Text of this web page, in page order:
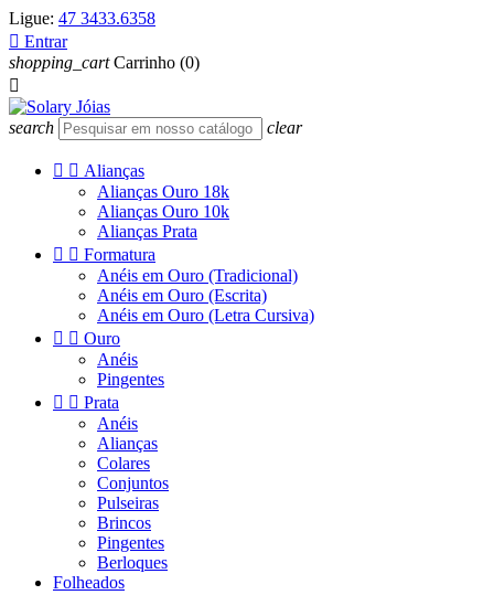
Ligue: 47 3433.6358
 Entrar
shopping_cart Carrinho (0)

search clear
  Alianças
Alianças Ouro 18k
Alianças Ouro 10k
Alianças Prata
  Formatura
Anéis em Ouro (Tradicional)
Anéis em Ouro (Escrita)
Anéis em Ouro (Letra Cursiva)
  Ouro
Anéis
Pingentes
  Prata
Anéis
Alianças
Colares
Conjuntos
Pulseiras
Brincos
Pingentes
Berloques
Folheados